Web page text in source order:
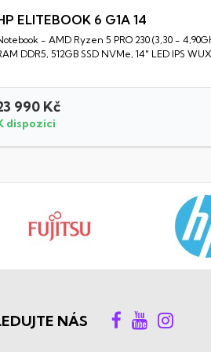
Rychlý náhled
ELITEBOOK 6 G1A 14
- AMD Ryzen 5 PRO 230 (3,30 -
DDR5, 512GB SSD NVMe, 14" LED IPS
990 Kč
dispozici
NÁS